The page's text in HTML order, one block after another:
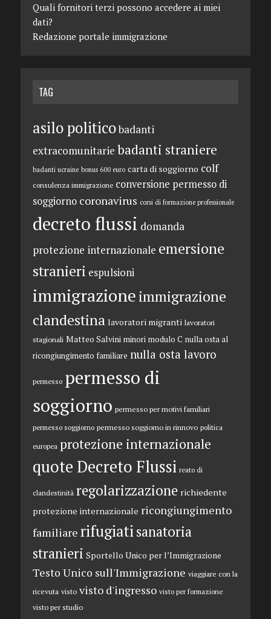
Quali fornitori terzi possono accedere ai miei
dati?
Redazione portale immigrazione
TAG
asilo politicobadanti
extracomunitarie badanti straniere
badanti ucraine bonus 600 euro carta di soggiorno colf
consulenza immigrazione conversione permesso di
soggiorno coronavirus corsi di formazione professionale
decreto flussi domanda
protezione internazionale emersione
stranieri espulsioni
immigrazioneimmigrazione
clandestina lavoratori migranti lavoratori
stagionali Matteo Salvini minori modulo C nulla osta al
ricongiungimento familiare nulla osta lavoro
permesso permesso di
soggiorno permesso per motivi familiari
permesso soggiorno permesso soggiorno in rinnovo politica
europea protezione internazionale
quote Decreto Flussi reato di
clandestinità regolarizzazione richiedente
protezione internazionale ricongiungimento
familiare rifugiatisanatoria
stranieri Sportello Unico per l’Immigrazione
Testo Unico sull'Immigrazione viaggiare con la
ricevuta visto visto d'ingresso visto per formazione
visto per studio